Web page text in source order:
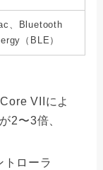
、Bluetooth
（BLE）
VIIによ
2〜3倍、
ローラ